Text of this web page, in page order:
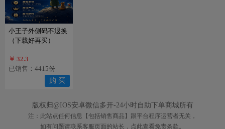
小王子外侧码不退换
（下载好再买）
￥ 32.3
已销售：4415份
购 买
版权归@IOS安卓微信多开-24小时自助下单商城所有
注：此站点任何信息【包括销售商品】跟平台程序运营者无关，
如有问题请联系客服页面的站长，点此查看免责条款。